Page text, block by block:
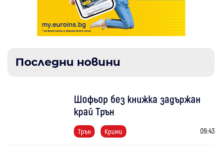
Последни новини
Шофьор без книжка задържан
край Трън
Трън Крими 09:43